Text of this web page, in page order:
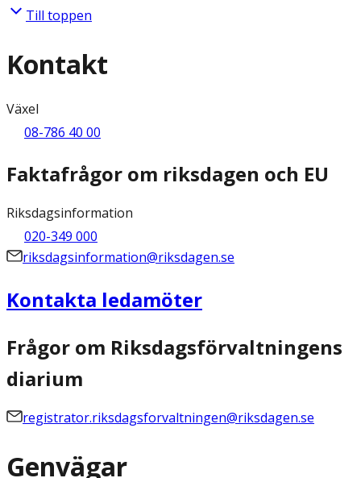
Till toppen
Kontakt
Växel
08-786 40 00
Faktafrågor om riksdagen och EU
Riksdagsinformation
020-349 000
riksdagsinformation@riksdagen.se
Kontakta ledamöter
Frågor om Riksdagsförvaltningens
diarium
registrator.riksdagsforvaltningen@riksdagen.se
Genvägar